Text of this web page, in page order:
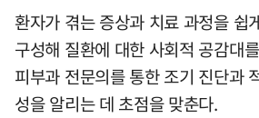
환자가 겪는 증상과 치료 과정을 쉽
구성해 질환에 대한 사회적 공감대
피부과 전문의를 통한 조기 진단과
성을 알리는 데 초점을 맞춘다.